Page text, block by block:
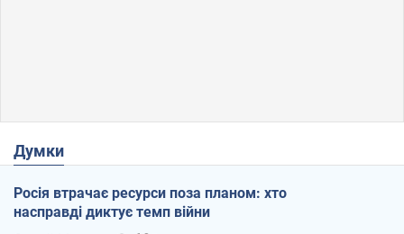
Думки
Росія втрачає ресурси поза планом: хто
насправді диктує темп війни